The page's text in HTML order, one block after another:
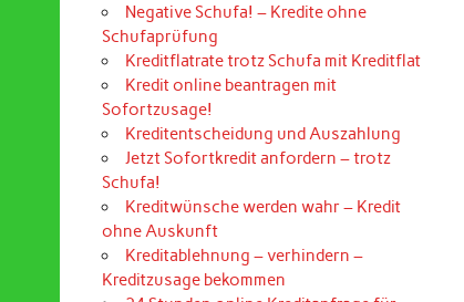
Negative Schufa! – Kredite ohne
Schufaprüfung
Kreditflatrate trotz Schufa mit Kreditflat
Kredit online beantragen mit
Sofortzusage!
Kreditentscheidung und Auszahlung
Jetzt Sofortkredit anfordern – trotz
Schufa!
Kreditwünsche werden wahr – Kredit
ohne Auskunft
Kreditablehnung – verhindern –
Kreditzusage bekommen